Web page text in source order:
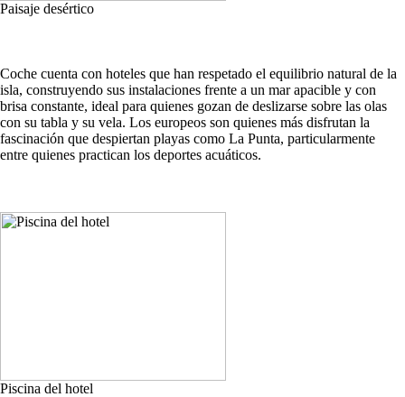
Paisaje desértico
Coche cuenta con hoteles que han respetado el equilibrio natural de la
isla, construyendo sus instalaciones frente a un mar apacible y con
brisa constante, ideal para quienes gozan de deslizarse sobre las olas
con su tabla y su vela. Los europeos son quienes más disfrutan la
fascinación que despiertan playas como La Punta, particularmente
entre quienes practican los deportes acuáticos.
Piscina del hotel